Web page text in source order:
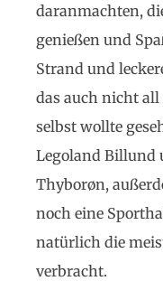
daranmachten,
genießen und
Strand und
das auch nicht all
selbst wollte
Legoland Billund
Thyborøn,
noch eine
natürlich die
verbracht.